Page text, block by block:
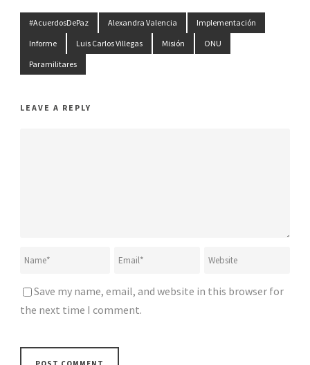
#AcuerdosDePaz Alexandra Valencia
Implementación
Informe
Luis Carlos Villegas Misión
ONU
Paramilitares
LEAVE A REPLY
Save my name, email, and website in this browser for
the next time I comment.